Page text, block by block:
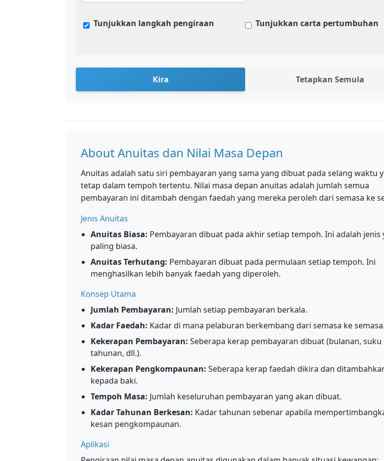
Tunjukkan langkah pengiraan Tunjukkan carta pertumbuhan
Kira Tetapkan Semula
About Anuitas dan Nilai Masa Depan
Anuitas adalah satu siri pembayaran yang sama yang dibuat pada selang waktu
tetap dalam tempoh tertentu. Nilai masa depan anuitas adalah jumlah semua
pembayaran ini ditambah dengan faedah yang mereka peroleh dari semasa ke
Jenis Anuitas
Anuitas Biasa: Pembayaran dibuat pada akhir setiap tempoh. Ini adalah jenis
paling biasa.
Anuitas Terhutang: Pembayaran dibuat pada permulaan setiap tempoh. Ini
menghasilkan lebih banyak faedah yang diperoleh.
Konsep Utama
Jumlah Pembayaran: Jumlah setiap pembayaran berkala.
Kadar Faedah: Kadar di mana pelaburan berkembang dari semasa ke semasa.
Kekerapan Pembayaran: Seberapa kerap pembayaran dibuat (bulanan, suku
tahunan, dll.).
Kekerapan Pengkompaunan: Seberapa kerap faedah dikira dan
kepada baki.
Tempoh Masa: Jumlah keseluruhan pembayaran yang akan dibuat.
Kadar Tahunan Berkesan: Kadar tahunan sebenar apabila
kesan pengkompaunan.
Aplikasi